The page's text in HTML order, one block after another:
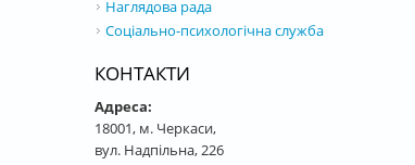
Наглядова рада
Соціально-психологічна служба
КОНТАКТИ
Адреса:
18001, м. Черкаси,
вул. Надпільна, 226